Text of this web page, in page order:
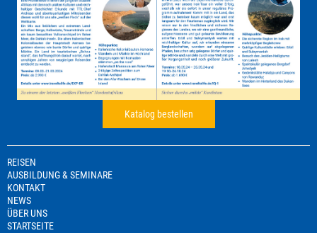
Katalog bestellen
REISEN
AUSBILDUNG & SEMINARE
KONTAKT
NEWS
ÜBER UNS
STARTSEITE